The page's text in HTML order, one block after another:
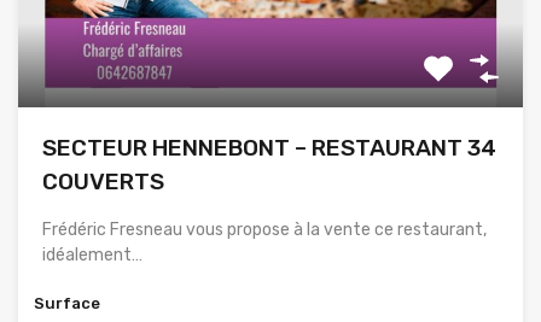
SECTEUR HENNEBONT – RESTAURANT 34
COUVERTS
Frédéric Fresneau vous propose à la vente ce restaurant,
idéalement…
Surface